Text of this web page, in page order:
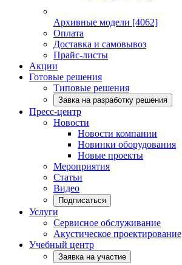
Архивные модели [4062]
Оплата
Доставка и самовывоз
Прайс-листы
Акции
Готовые решения
Типовые решения
Завка на разработку решения
Пресс-центр
Новости
Новости компании
Новинки оборудования
Новые проекты
Мероприятия
Статьи
Видео
Подписаться
Услуги
Сервисное обслуживание
Акустическое проектирование
Учебный центр
Заявка на участие